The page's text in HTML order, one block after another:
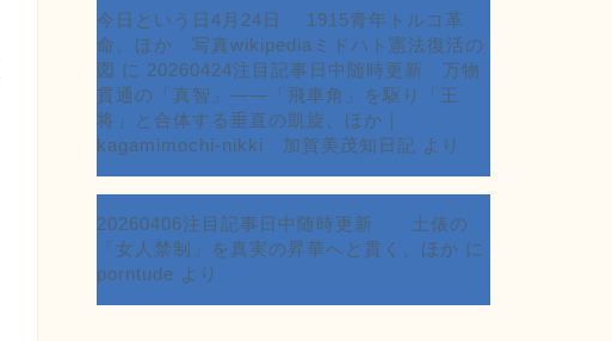
今日という日4月24日 1915青年トルコ革
命、ほか 写真wikipediaミドハト憲法復活の
図 に 20260424注目記事日中随時更新 万物
貫通の「真智」――「飛車角」を駆り「王
将」と合体する垂直の凱旋、ほか｜
kagamimochi-nikki 加賀美茂知日記 より
20260406注目記事日中随時更新 土俵の
「女人禁制」を真実の昇華へと貫く、ほか に
porntude より